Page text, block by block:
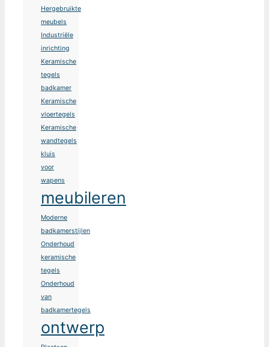
Hergebruikte
meubels
Industriële
inrichting
Keramische
tegels
badkamer
Keramische
vloertegels
Keramische
wandtegels
kluis
voor
wapens
meubileren
Moderne
badkamerstijlen
Onderhoud
keramische
tegels
Onderhoud
van
badkamertegels
ontwerp